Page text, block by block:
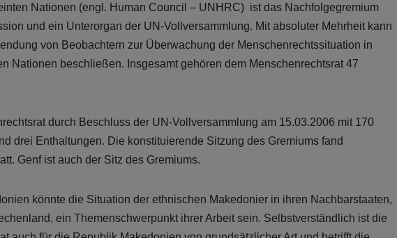
Nationen (engl. Human Council – UNHRC) ist das Nachfolgegremium
und ein Unterorgan der UN-Vollversammlung. Mit absoluter Mehrheit kann
von Beobachtern zur Überwachung der Menschenrechtssituation in
Nationen beschließen. Insgesamt gehören dem Menschenrechtsrat 47
durch Beschluss der UN-Vollversammlung am 15.03.2006 mit 170
drei Enthaltungen. Die konstituierende Sitzung des Gremiums fand
Genf ist auch der Sitz des Gremiums.
könnte die Situation der ethnischen Makedonier in ihren Nachbarstaaten,
ein Themenschwerpunkt ihrer Arbeit sein. Selbstverständlich ist die